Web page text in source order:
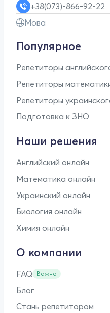
+38(073)-866-92-22
Мова
Популярное
Репетиторы
Репетиторы
Репетиторы
Подготовка к ЗНО
Наши решения
Английский онлайн
Математика онлайн
Украинский онлайн
Биология онлайн
Химия онлайн
О компании
FAQ Важно
Блог
Стань репетитором